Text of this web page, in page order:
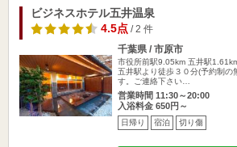
ビジネスホテル五井温泉
4.5点/ 2 件
千葉県 / 市原市
市役所前駅9.05km 五井駅
五井駅より徒歩３０分(予約制の
す。ご連絡下さい…
営業時間 11:30～20:00
入浴料金 650円～
日帰り 宿泊 切り傷